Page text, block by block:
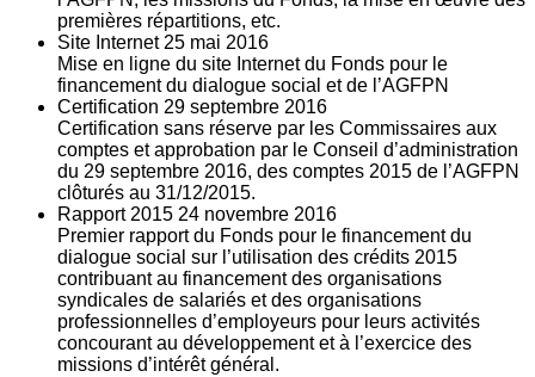
premières répartitions, etc.
Site Internet 25 mai 2016
Mise en ligne du site Internet du Fonds pour le
financement du dialogue social et de l’AGFPN
Certification 29 septembre 2016
Certification sans réserve par les Commissaires aux
comptes et approbation par le Conseil d’administration
du 29 septembre 2016, des comptes 2015 de l’AGFPN
clôturés au 31/12/2015.
Rapport 2015 24 novembre 2016
Premier rapport du Fonds pour le financement du
dialogue social sur l’utilisation des crédits 2015
contribuant au financement des organisations
syndicales de salariés et des organisations
professionnelles d’employeurs pour leurs activités
concourant au développement et à l’exercice des
missions d’intérêt général.